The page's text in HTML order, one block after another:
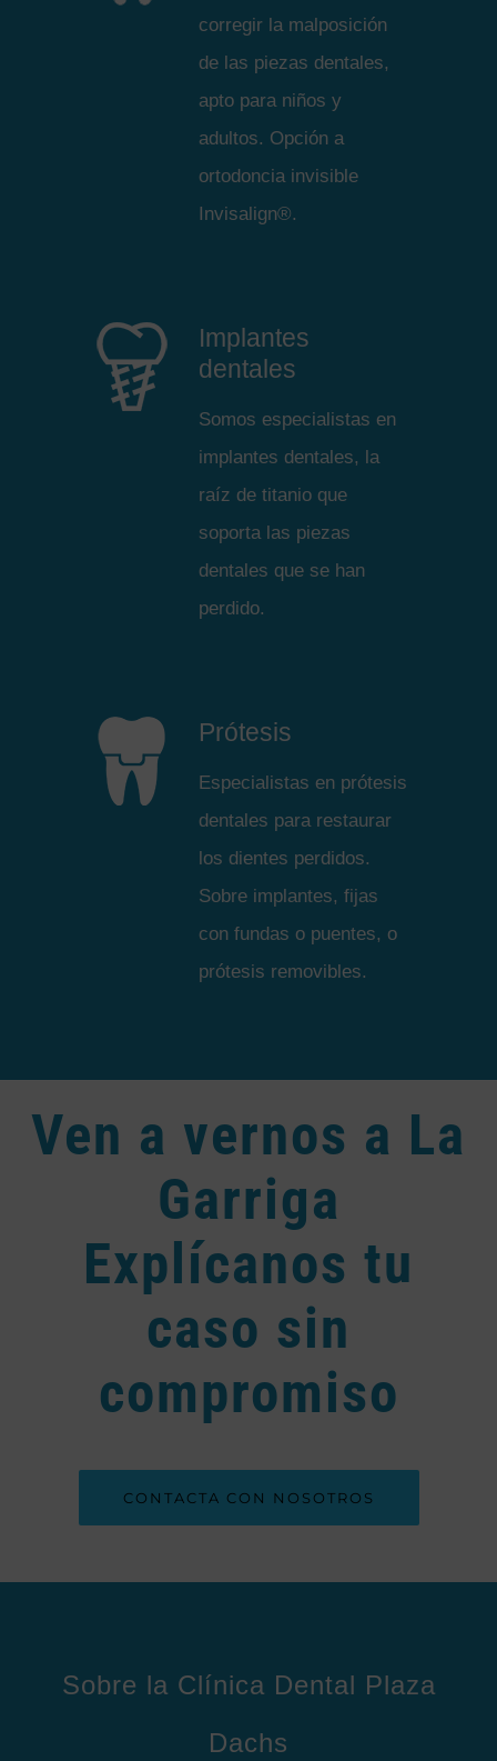
corregir la malposición
de las piezas dentales,
apto para niños y
adultos. Opción a
ortodoncia invisible
Invisalign®.
Implantes
dentales
Somos especialistas en
implantes dentales, la
raíz de titanio que
soporta las piezas
dentales que se han
perdido.
Prótesis
Especialistas en prótesis
dentales para restaurar
los dientes perdidos.
Sobre implantes, fijas
con fundas o puentes, o
prótesis removibles.
Ven a vernos a La
Garriga
Explícanos tu
caso sin
compromiso
CONTACTA CON NOSOTROS
Sobre la Clínica Dental Plaza
Dachs